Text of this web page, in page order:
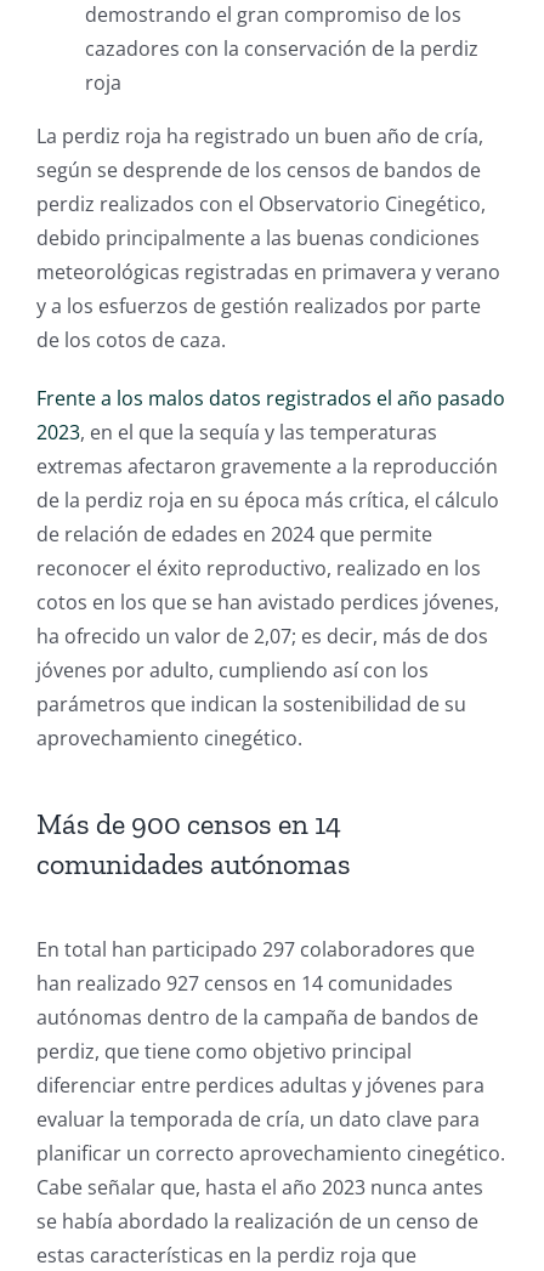
demostrando el gran compromiso de los
cazadores con la conservación de la perdiz
roja
La perdiz roja ha registrado un buen año de cría,
según se desprende de los censos de bandos de
perdiz realizados con el Observatorio Cinegético,
debido principalmente a las buenas condiciones
meteorológicas registradas en primavera y verano
y a los esfuerzos de gestión realizados por parte
de los cotos de caza.
Frente a los malos datos registrados el año pasado
2023, en el que la sequía y las temperaturas
extremas afectaron gravemente a la reproducción
de la perdiz roja en su época más crítica, el cálculo
de relación de edades en 2024 que permite
reconocer el éxito reproductivo, realizado en los
cotos en los que se han avistado perdices jóvenes,
ha ofrecido un valor de 2,07; es decir, más de dos
jóvenes por adulto, cumpliendo así con los
parámetros que indican la sostenibilidad de su
aprovechamiento cinegético.
Más de 900 censos en 14
comunidades autónomas
En total han participado 297 colaboradores que
han realizado 927 censos en 14 comunidades
autónomas dentro de la campaña de bandos de
perdiz, que tiene como objetivo principal
diferenciar entre perdices adultas y jóvenes para
evaluar la temporada de cría, un dato clave para
planificar un correcto aprovechamiento cinegético.
Cabe señalar que, hasta el año 2023 nunca antes
se había abordado la realización de un censo de
estas características en la perdiz roja que